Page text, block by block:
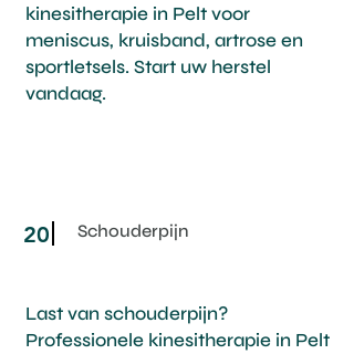
kinesitherapie in Pelt voor
meniscus, kruisband, artrose en
sportletsels. Start uw herstel
vandaag.
20 Schouderpijn
Last van schouderpijn?
Professionele kinesitherapie in Pelt